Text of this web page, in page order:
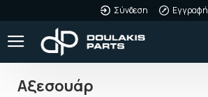
Σύνδεση Εγγραφή
Αξεσουάρ